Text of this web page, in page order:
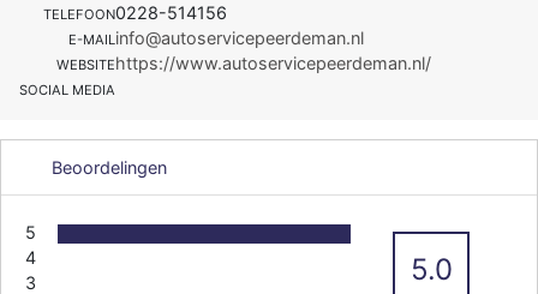
TELEFOON0228-514156
E-MAILinfo@autoservicepeerdeman.nl
WEBSITEhttps://www.autoservicepeerdeman.nl/
SOCIAL MEDIA
Beoordelingen
5
4
3
5.0